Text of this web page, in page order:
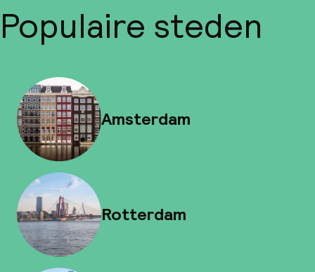
Populaire steden
Amsterdam
Rotterdam